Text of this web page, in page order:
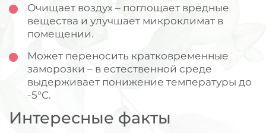
Очищает воздух – поглощает вредные
вещества и улучшает микроклимат в
помещении.
Может переносить кратковременные
заморозки – в естественной среде
выдерживает понижение температуры до
-5°C.
Интересные факты